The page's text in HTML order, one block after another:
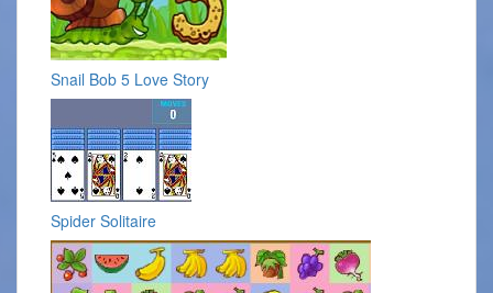
Snail Bob 5 Love Story
Spider Solitaire